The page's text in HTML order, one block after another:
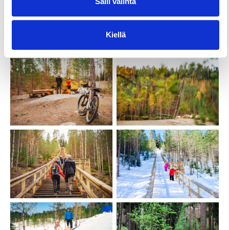
Kiellä